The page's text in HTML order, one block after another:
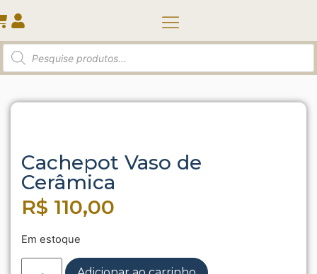
Início
/ Cachepot Vaso de
Cerâmica
Cachepot Vaso de
Cerâmica
R$ 110,00
Em estoque